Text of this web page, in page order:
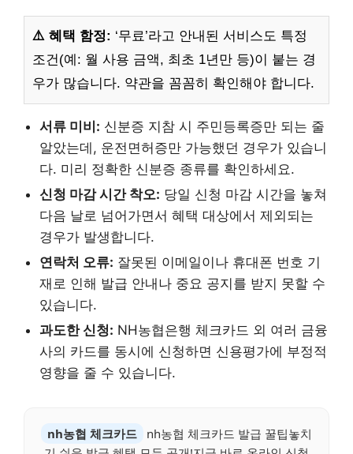
⚠️ 혜택 함정: ‘무료’라고 안내된 서비스도 특정
조건(예: 월 사용 금액, 최초 1년만 등)이 붙는 경
우가 많습니다. 약관을 꼼꼼히 확인해야 합니다.
서류 미비: 신분증 지참 시 주민등록증만 되는 줄
알았는데, 운전면허증만 가능했던 경우가 있습니
다. 미리 정확한 신분증 종류를 확인하세요.
신청 마감 시간 착오: 당일 신청 마감 시간을 놓쳐
다음 날로 넘어가면서 혜택 대상에서 제외되는
경우가 발생합니다.
연락처 오류: 잘못된 이메일이나 휴대폰 번호 기
재로 인해 발급 안내나 중요 공지를 받지 못할 수
있습니다.
과도한 신청: NH농협은행 체크카드 외 여러 금융
사의 카드를 동시에 신청하면 신용평가에 부정적
영향을 줄 수 있습니다.
nh농협 체크카드
nh농협 체크카드 발급 꿀팁놓치